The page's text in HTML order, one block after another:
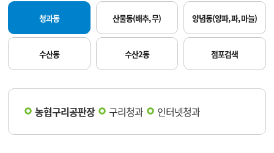
청과동 산물동(배추, 무) 양념동(양파, 파, 마늘)
수산동 수산2동 점포검색
농협구리공판장 구리청과 인터넷청과